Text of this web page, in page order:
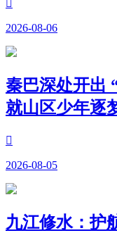

2026-08-06
秦巴深处开出
就山区少年逐

2026-08-05
九江修水：护